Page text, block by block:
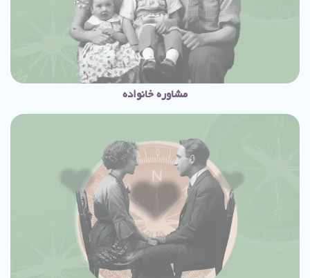
مشاوره خانواده